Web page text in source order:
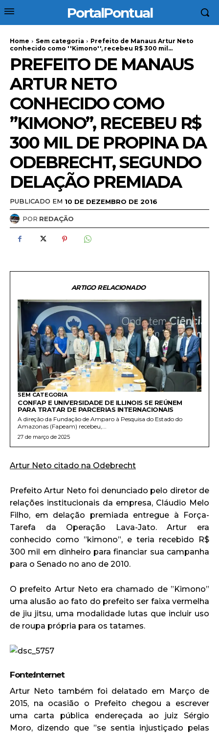
PortalPontual
Home Sem categoria
Prefeito de Manaus Artur Neto
conhecido como ''Kimono'', recebeu R$ 300 mil...
PREFEITO DE MANAUS
ARTUR NETO
CONHECIDO COMO
”KIMONO”, RECEBEU R$
300 MIL DE PROPINA DA
ODEBRECHT, SEGUNDO
DELAÇÃO PREMIADA
PUBLICADO EM 10 DE DEZEMBRO DE 2016
POR REDAÇÃO
ARTIGO RELACIONADO
SEM CATEGORIA
CONFAP E UNIVERSIDADE DE ILLINOIS SE REÚNEM
PARA TRATAR DE PARCERIAS INTERNACIONAIS
A direção da Fundação de Amparo à Pesquisa do Estado do
Amazonas (Fapeam) recebeu,...
27 de março de 2025
Artur Neto citado na Odebrecht
Prefeito Artur Neto foi denunciado pelo diretor de
relações institucionais da empresa, Cláudio Melo
Filho, em delação premiada entregue à Força-
Tarefa da Operação Lava-Jato. Artur era
conhecido como ”kimono”, e teria recebido R$
300 mil em dinheiro para financiar sua campanha
para o Senado no ano de 2010.
O prefeito Artur Neto era chamado de ”Kimono”
uma alusão ao fato do prefeito ser faixa vermelha
de jiu jitsu, uma modalidade lutas que incluir uso
de roupa própria para os tatames.
Fonte:Internet
Artur Neto também foi delatado em Março de
2015, na ocasião o Prefeito chegou a escrever
uma carta pública endereçada ao juiz Sérgio
Moro, dizendo que ”se sentia injustiçado pelas